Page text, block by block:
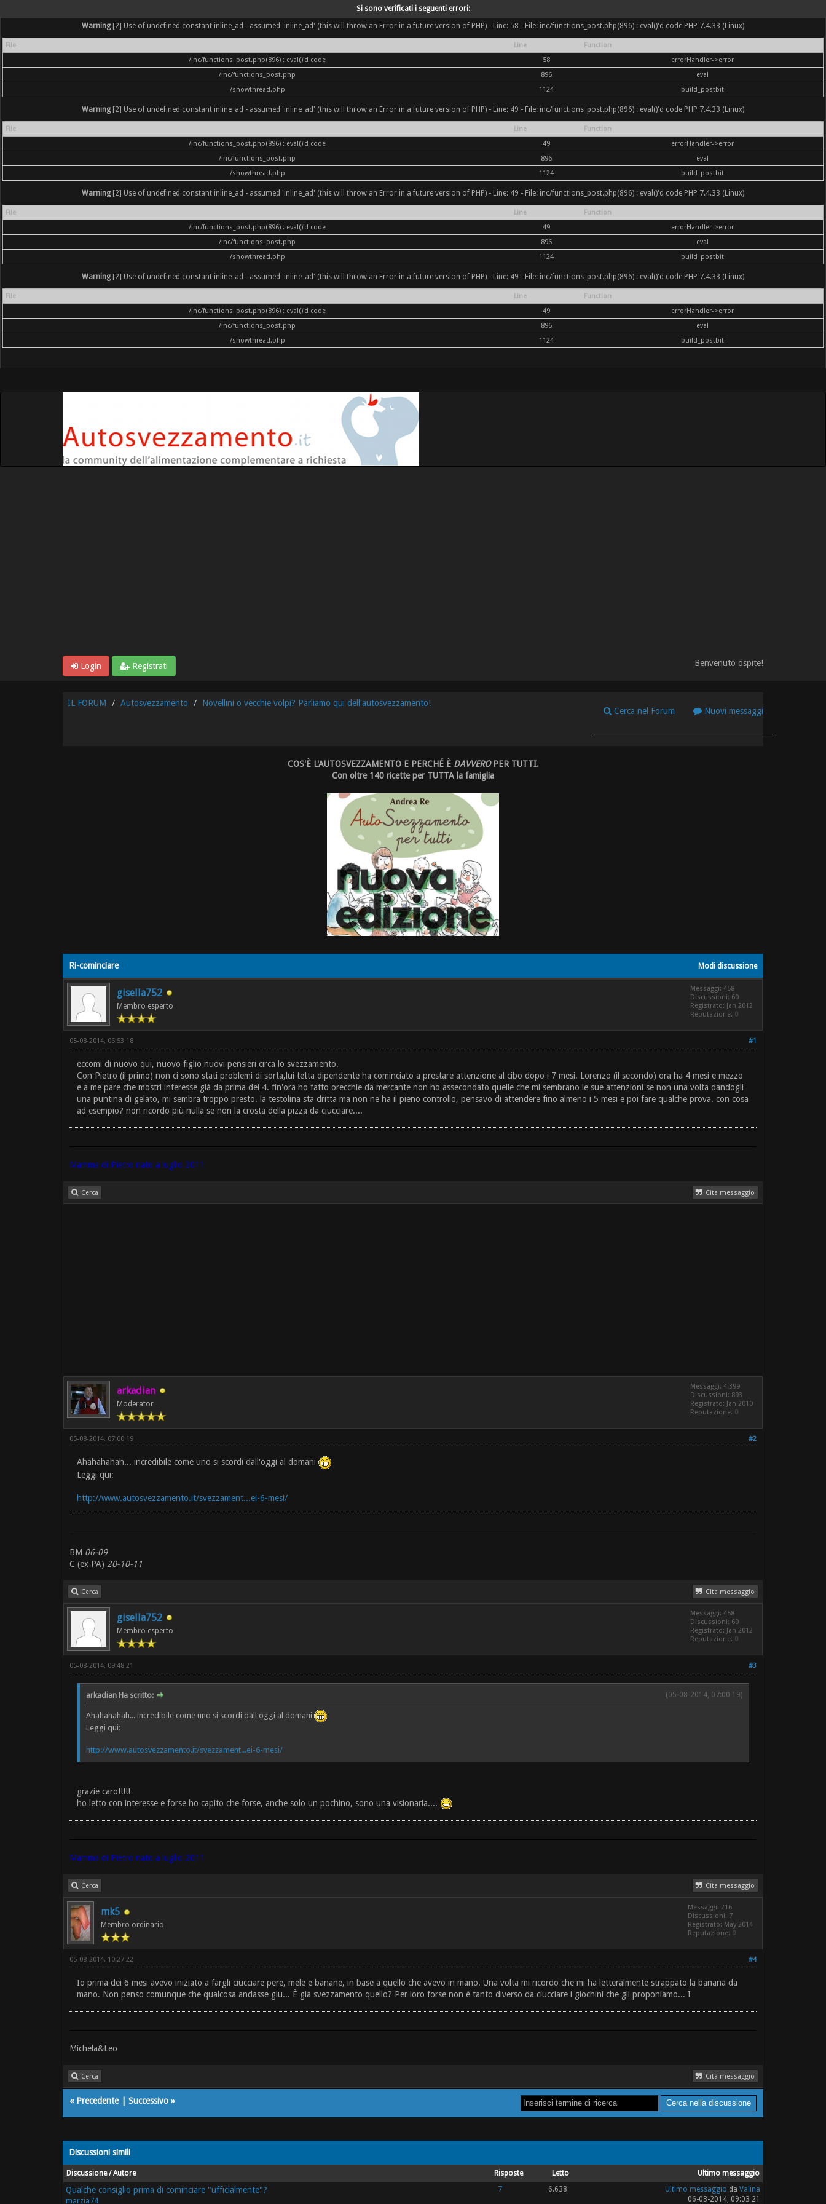
Si sono verificati i seguenti errori:
Warning[2] Use of undefined constant inline_ad - assumed 'inline_ad' (this will throw an Error in a future version of PHP) - Line: 58 - File: inc/functions_post.php(896) : eval()'d code PHP 7.4.33 (Linux)
File Line
Function
/inc/functions_post.php(896) : eval()'d code
58
errorHandler->error
/inc/functions_post.php
896
eval
/showthread.php
1124 build_postbit
Warning[2] Use of undefined constant inline_ad - assumed 'inline_ad' (this will throw an Error in a future version of PHP) - Line: 49 - File: inc/functions_post.php(896) : eval()'d code PHP 7.4.33 (Linux)
File Line
Function
/inc/functions_post.php(896) : eval()'d code
49
errorHandler->error
/inc/functions_post.php
896
eval
/showthread.php
1124 build_postbit
Warning[2] Use of undefined constant inline_ad - assumed 'inline_ad' (this will throw an Error in a future version of PHP) - Line: 49 - File: inc/functions_post.php(896) : eval()'d code PHP 7.4.33 (Linux)
File Line
Function
/inc/functions_post.php(896) : eval()'d code
49
errorHandler->error
/inc/functions_post.php
896
eval
/showthread.php
1124 build_postbit
Warning[2] Use of undefined constant inline_ad - assumed 'inline_ad' (this will throw an Error in a future version of PHP) - Line: 49 - File: inc/functions_post.php(896) : eval()'d code PHP 7.4.33 (Linux)
File Line
Function
/inc/functions_post.php(896) : eval()'d code
49
errorHandler->error
/inc/functions_post.php
896
eval
/showthread.php
1124 build_postbit
Login Registrati Benvenuto ospite!
Cerca nel Forum Nuovi messaggi
IL FORUM Autosvezzamento Novellini o vecchie volpi? Parliamo qui dell'autosvezzamento!
COS'È L'AUTOSVEZZAMENTO E PERCHÉ È DAVVEROPER TUTTI.
Con oltre 140 ricette per TUTTA la famiglia
Modi discussione
Ri-cominciare
gisella752
Membro esperto
Messaggi: 458
Discussioni: 60
Registrato: Jan 2012
Reputazione: 0
#1
05-08-2014, 06:53 18
eccomi di nuovo qui, nuovo figlio nuovi pensieri circa lo svezzamento.
Con Pietro (il primo) non ci sono stati problemi di sorta,lui tetta dipendente ha cominciato a prestare attenzione al cibo dopo i 7 mesi. Lorenzo (il secondo) ora ha 4 mesi e mezzo
e a me pare che mostri interesse già da prima dei 4. fin'ora ho fatto orecchie da mercante non ho assecondato quelle che mi sembrano le sue attenzioni se non una volta dandogli
una puntina di gelato, mi sembra troppo presto. la testolina sta dritta ma non ne ha il pieno controllo, pensavo di attendere fino almeno i 5 mesi e poi fare qualche prova. con cosa
ad esempio? non ricordo più nulla se non la crosta della pizza da ciucciare....
Mamma di Pietro nato a luglio 2011
Cerca Cita messaggio
arkadian
Moderator
Messaggi: 4.399
Discussioni: 893
Registrato: Jan 2010
Reputazione: 0
#2
05-08-2014, 07:00 19
Ahahahahah... incredibile come uno si scordi dall'oggi al domani
Leggi qui:
http://www.autosvezzamento.it/svezzament...ei-6-mesi/
BM 06-09
C (ex PA) 20-10-11
Cerca Cita messaggio
gisella752
Membro esperto
Messaggi: 458
Discussioni: 60
Registrato: Jan 2012
Reputazione: 0
#3
05-08-2014, 09:48 21
(05-08-2014, 07:00 19)
arkadian Ha scritto:
Ahahahahah... incredibile come uno si scordi dall'oggi al domani
Leggi qui:
http://www.autosvezzamento.it/svezzament...ei-6-mesi/
grazie caro!!!!!
ho letto con interesse e forse ho capito che forse, anche solo un pochino, sono una visionaria....
Mamma di Pietro nato a luglio 2011
Cerca Cita messaggio
mk5
Membro ordinario
Messaggi: 216
Discussioni: 7
Registrato: May 2014
Reputazione: 0
#4
05-08-2014, 10:27 22
Io prima dei 6 mesi avevo iniziato a fargli ciucciare pere, mele e banane, in base a quello che avevo in mano. Una volta mi ricordo che mi ha letteralmente strappato la banana da
mano. Non penso comunque che qualcosa andasse giu... È già svezzamento quello? Per loro forse non è tanto diverso da ciucciare i giochini che gli proponiamo... I
Michela&Leo
Cerca Cita messaggio
« Precedente| Successivo »
Discussioni simili
Discussione / Autore Risposte Letto Ultimo messaggio
Qualche consiglio prima di cominciare "ufficialmente"?
marzia74
7 6.638 Ultimo messaggio da Valina
06-03-2014, 09:03 21